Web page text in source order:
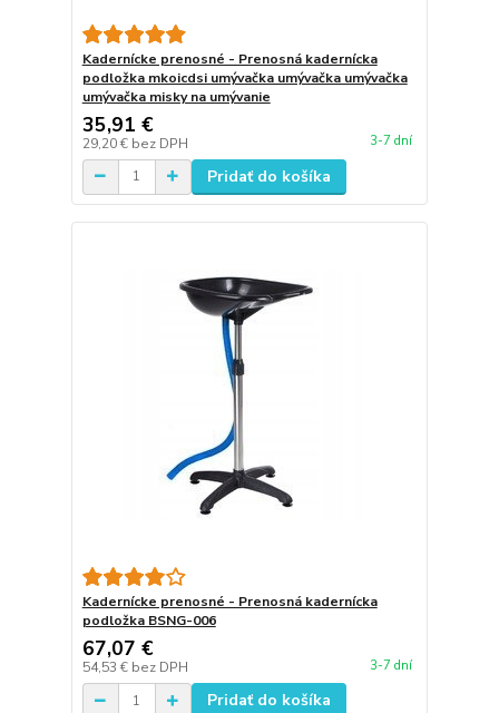
Kadernícke prenosné - Prenosná kadernícka
podložka mkoicdsi umývačka umývačka umývačka
umývačka misky na umývanie
35,91 €
29,20 € bez DPH 3-7 dní
Pridať do košíka
Kadernícke prenosné - Prenosná kadernícka
podložka BSNG-006
67,07 €
54,53 € bez DPH 3-7 dní
Pridať do košíka